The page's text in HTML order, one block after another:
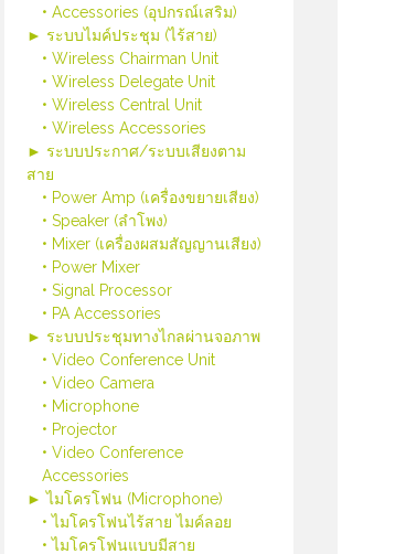
• Accessories (อุปกรณ์เสริม)
► ระบบไมค์ประชุม (ไร้สาย)
• Wireless Chairman Unit
• Wireless Delegate Unit
• Wireless Central Unit
• Wireless Accessories
► ระบบประกาศ/ระบบเสียงตาม
สาย
• Power Amp (เครื่องขยายเสียง)
• Speaker (ลำโพง)
• Mixer (เครื่องผสมสัญญานเสียง)
• Power Mixer
• Signal Processor
• PA Accessories
► ระบบประชุมทางไกลผ่านจอภาพ
• Video Conference Unit
• Video Camera
• Microphone
• Projector
• Video Conference
Accessories
► ไมโครโฟน (Microphone)
• ไมโครโฟนไร้สาย ไมค์ลอย
• ไมโครโฟนแบบมีสาย